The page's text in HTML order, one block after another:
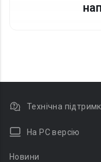
Технічна
На PC версію
Новини